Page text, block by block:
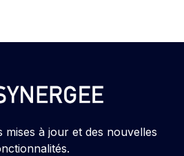
mises à jour et des nouvelles